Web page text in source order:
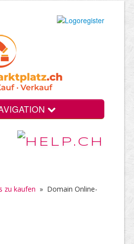
zu kaufen » Domain Online-